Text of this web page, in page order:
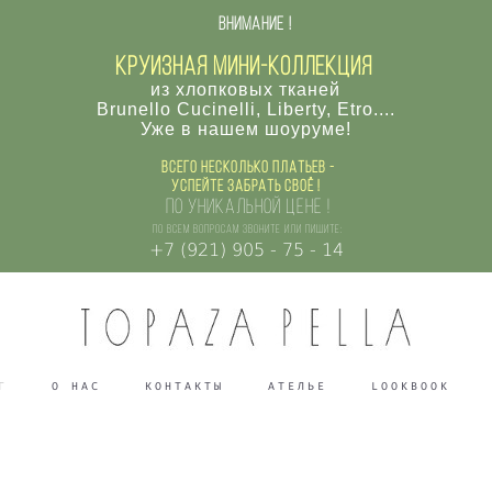
внимание !
круизная мини-коллекция
из хлопковых тканей
Brunello Cucinelli, Liberty, Etro....
Уже в нашем шоуруме!
Всего несколько платьев -
успейте забрать своё !
по уникальной цене !
по всем вопросам звоните или пишите:
+7 (921) 905 - 75 - 14
О НАС КОНТАКТЫ АТЕЛЬЕ LOOKBOOK